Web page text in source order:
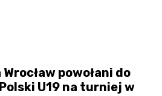
powołani do
U19 na turniej w